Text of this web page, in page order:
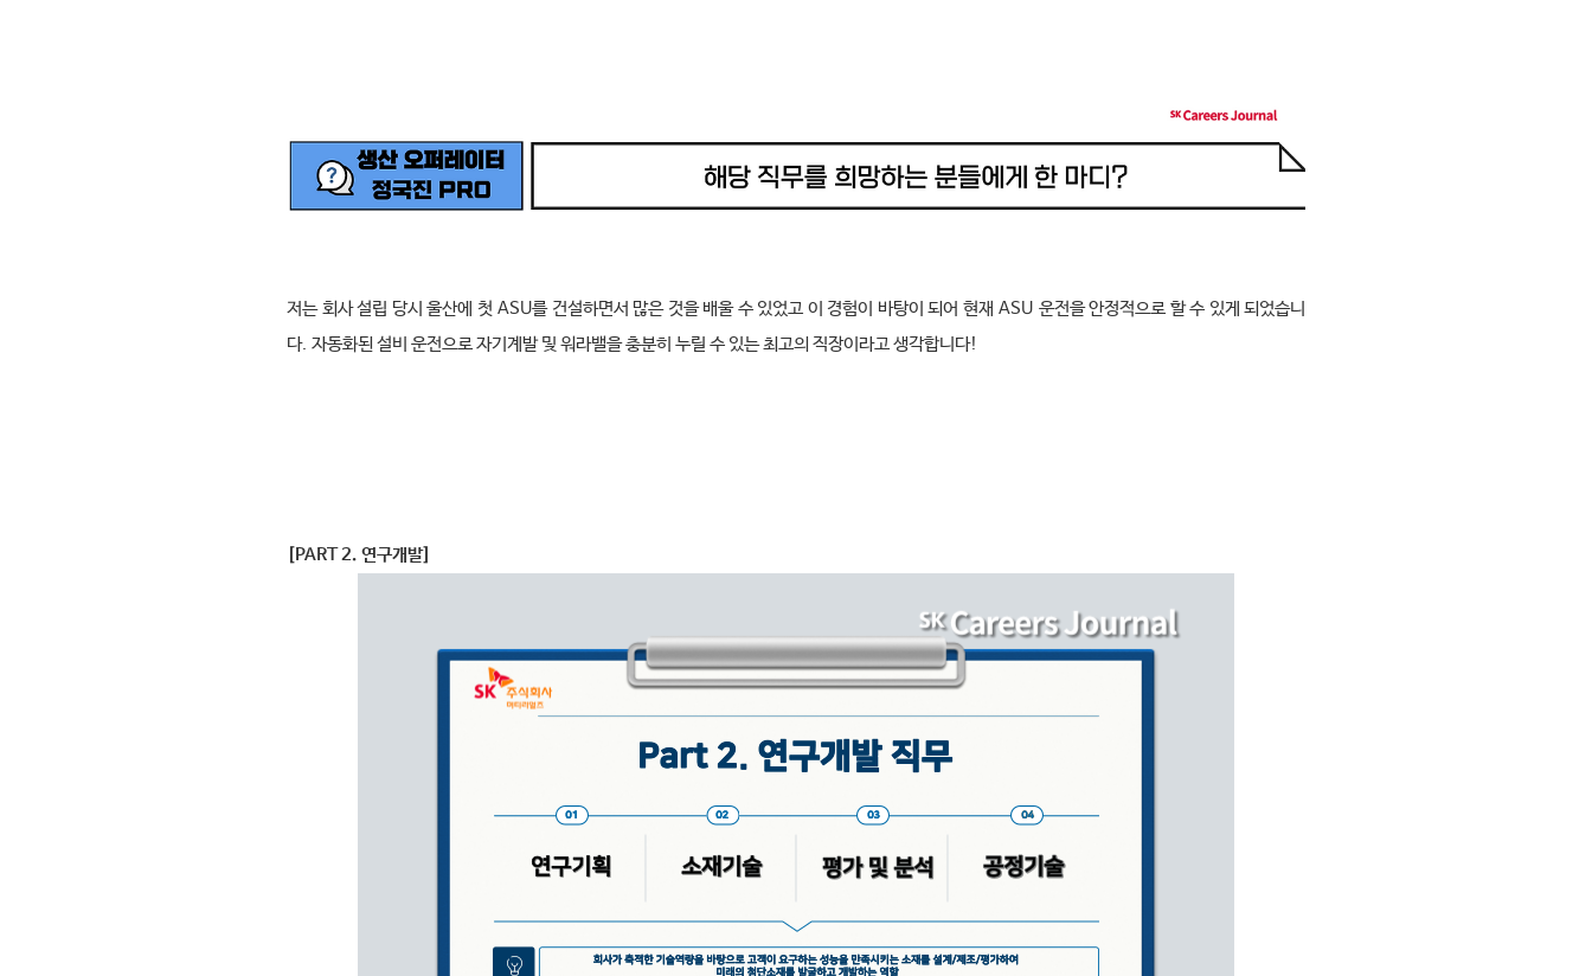
저는 회사 설립 당시 울산에 첫 ASU를 건설하면서 많은 것을 배울 수 있었고 이 경험이 바탕이 되어 현재 ASU 운전을 안정적으로 할 수 있게 되었습니
다. 자동화된 설비 운전으로 자기계발 및 워라밸을 충분히 누릴 수 있는 최고의 직장이라고 생각합니다!
[PART 2. 연구개발]